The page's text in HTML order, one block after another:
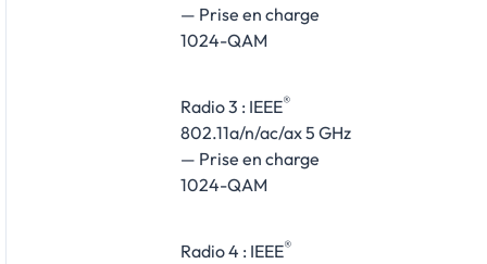
— Prise en charge
1024-QAM
Radio 3 : IEEE®
802.11a/n/ac/ax 5 GHz
— Prise en charge
1024-QAM
Radio 4 : IEEE®